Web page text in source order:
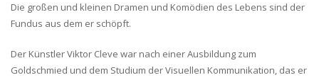
Die großen und kleinen Dramen und Komödien des Lebens sind der
Fundus aus dem er schöpft.
Der Künstler Viktor Cleve war nach einer Ausbildung zum
Goldschmied und dem Studium der Visuellen Kommunikation, das er